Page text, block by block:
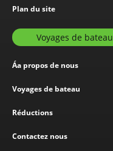
Plan du site
Voyages de bateau
Áa propos de nous
Voyages de bateau
Réductions
Contactez nous